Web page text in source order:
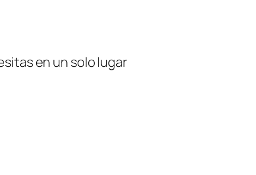
en un solo lugar